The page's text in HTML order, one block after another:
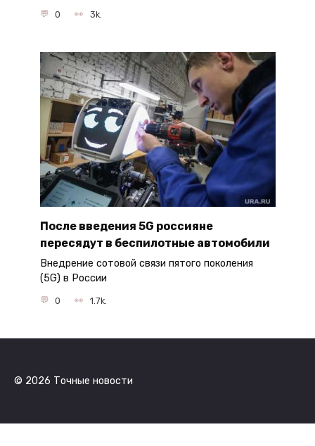
0 3k.
После введения 5G россияне
пересядут в беспилотные автомобили
Внедрение сотовой связи пятого поколения
(5G) в России
0 1.7k.
© 2026 Точные новости